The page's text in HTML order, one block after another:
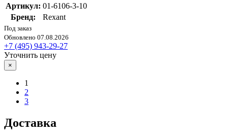
Артикул: 01-6106-3-10
Бренд:
Rexant
Под заказ
Обновлено 07.08.2026
+7 (495) 943-29-27
Уточнить цену
×
1
2
3
Доставка